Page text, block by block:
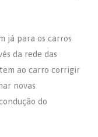
já para os carros
da rede das
ao carro corrigir
novas
do